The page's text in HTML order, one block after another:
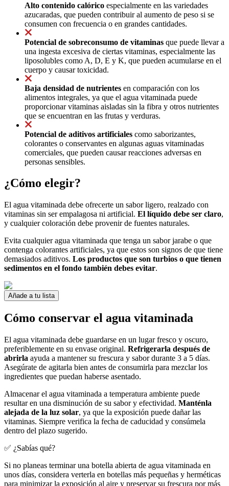
Alto contenido calórico especialmente en las variedades
azucaradas, que pueden contribuir al aumento de peso si se
consumen con frecuencia o en grandes cantidades.
Potencial de sobreconsumo de vitaminas que puede llevar a
una ingesta excesiva de ciertas vitaminas, especialmente las
liposolubles como A, D, E y K, que pueden acumularse en el
cuerpo y causar toxicidad.
Baja densidad de nutrientes en comparación con los
alimentos integrales, ya que el agua vitaminada puede
proporcionar vitaminas aisladas sin la fibra y otros nutrientes
que se encuentran en las frutas y verduras.
Potencial de aditivos artificiales como saborizantes,
colorantes o conservantes en algunas aguas vitaminadas
comerciales, que pueden causar reacciones adversas en
personas sensibles.
¿Cómo elegir?
El agua vitaminada debe ofrecerte un sabor ligero, realzado con
vitaminas sin ser empalagosa ni artificial. El líquido debe ser claro,
y cualquier coloración debe provenir de fuentes naturales.
Evita cualquier agua vitaminada que tenga un sabor jarabe o que
contenga colorantes artificiales, ya que estos son signos de que tiene
demasiados aditivos. Los productos que son turbios o que tienen
sedimentos en el fondo también debes evitar.
Añade a tu lista
Cómo conservar el agua vitaminada
El agua vitaminada debe guardarse en un lugar fresco y oscuro,
preferiblemente en su envase original. Refrigerarla después de
abrirla ayuda a mantener su frescura y sabor durante 3 a 5 días.
Asegúrate de agitarla bien antes de consumirla para mezclar los
ingredientes que puedan haberse asentado.
Almacenar el agua vitaminada a temperatura ambiente puede
resultar en una disminución de su sabor y efectividad. Manténla
alejada de la luz solar, ya que la exposición puede dañar las
vitaminas. Siempre verifica la fecha de caducidad y consúmela
dentro del plazo sugerido.
✅ ¿Sabías qué?
Si no planeas terminar una botella abierta de agua vitaminada en
unos días, considera verterla en botellas más pequeñas y herméticas
para minimizar la exposición al aire y preservar su frescura por más